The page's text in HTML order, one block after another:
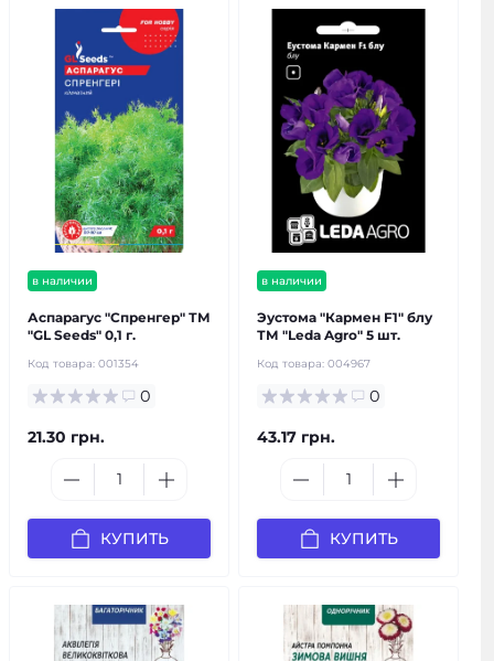
в наличии
Аспарагус "Спренгер" ТМ
"GL Seeds" 0,1 г.
Код товара: 001354
0
21.30 грн.
КУПИТЬ
в наличии
Эустома "Кармен F1" блу
ТМ "Leda Agro" 5 шт.
Код товара: 004967
0
43.17 грн.
КУПИТЬ